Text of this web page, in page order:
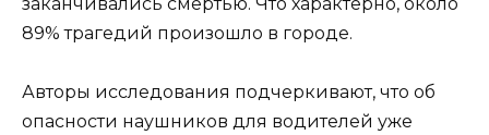
89% трагедий произошло в городе.
Авторы исследования подчеркивают, что об
опасности наушников для водителей уже